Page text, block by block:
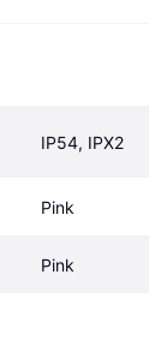
IP54, IPX2
Pink
Pink